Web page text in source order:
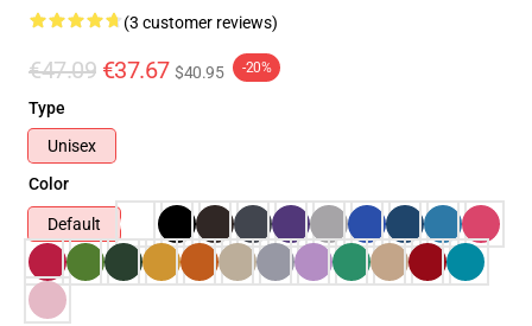
(3 customer reviews)
€47.09 €37.67 $40.95 -20%
Type
Unisex
Color
Default